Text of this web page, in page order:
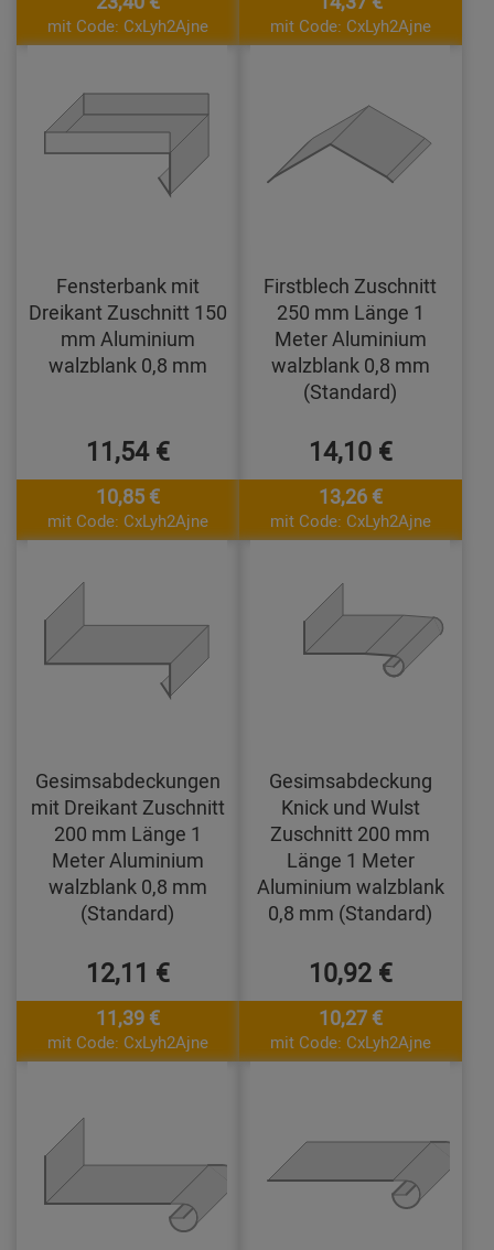
mit Code: CxLyh2Ajne mit Code: CxLyh2Ajne
Fensterbank mit
Dreikant Zuschnitt 150
mm Aluminium
walzblank 0,8 mm
11,54 €
10,85 €
mit Code: CxLyh2Ajne
Firstblech Zuschnitt
250 mm Länge 1
Meter Aluminium
walzblank 0,8 mm
(Standard)
14,10 €
13,26 €
mit Code: CxLyh2Ajne
Gesimsabdeckungen
mit Dreikant Zuschnitt
200 mm Länge 1
Meter Aluminium
walzblank 0,8 mm
(Standard)
12,11 €
11,39 €
mit Code: CxLyh2Ajne
Gesimsabdeckung
Knick und Wulst
Zuschnitt 200 mm
Länge 1 Meter
Aluminium walzblank
0,8 mm (Standard)
10,92 €
10,27 €
mit Code: CxLyh2Ajne